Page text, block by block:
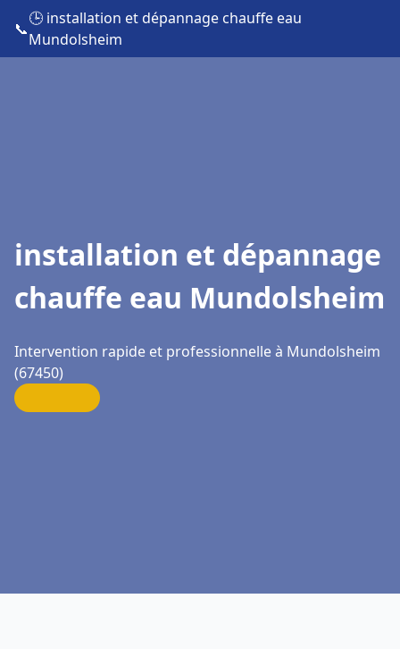
📞
🕒 installation et dépannage chauffe eau
Mundolsheim
installation et dépannage
chauffe eau Mundolsheim
Intervention rapide et professionnelle à Mundolsheim
(67450)